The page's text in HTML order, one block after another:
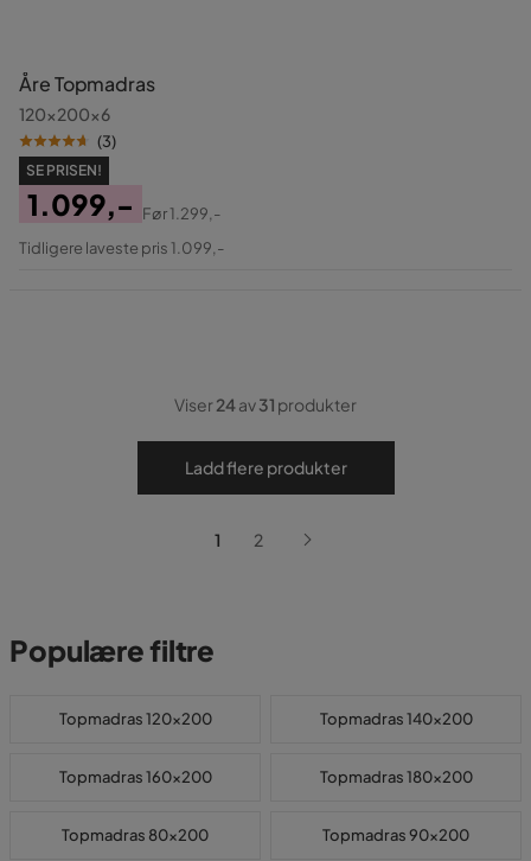
Åre Topmadras
120x200x6
(3)
SE PRISEN!
Pris
1.099,-
Original
Før1.299,-
Tidligere laveste pris 1.099,-
Viser24av31 produkter
Ladd flere produkter
1 2
Populære filtre
Topmadras 120x200 Topmadras 140x200
Topmadras 160x200 Topmadras 180x200
Topmadras 80x200 Topmadras 90x200